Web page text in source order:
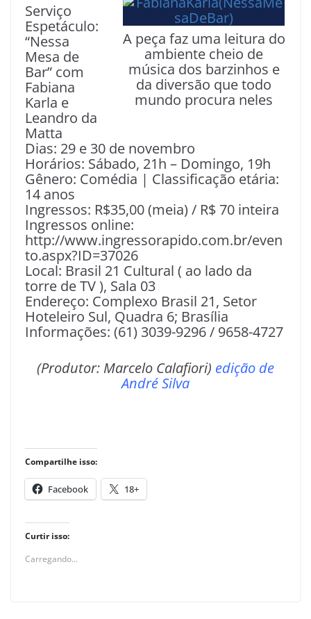
A peça faz uma leitura do
ambiente cheio de
música dos barzinhos e
da diversão que todo
mundo procura neles
Serviço
Espetáculo:
“Nessa
Mesa de
Bar” com
Fabiana
Karla e
Leandro da
Matta
Dias: 29 e 30 de novembro
Horários: Sábado, 21h – Domingo, 19h
Gênero: Comédia | Classificação etária:
14 anos
Ingressos: R$35,00 (meia) / R$ 70 inteira
Ingressos online:
http://www.ingressorapido.com.br/even
to.aspx?ID=37026
Local: Brasil 21 Cultural ( ao lado da
torre de TV ), Sala 03
Endereço: Complexo Brasil 21, Setor
Hoteleiro Sul, Quadra 6; Brasília
Informações: (61) 3039-9296 / 9658-4727
(Produtor: Marcelo Calafiori) edição de
André Silva
Compartilhe isso:
Facebook 18+
Curtir isso:
Carregando...